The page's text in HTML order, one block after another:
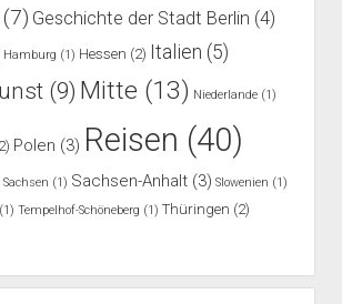
(7) Geschichte der Stadt Berlin (4)
Hamburg (1) Hessen (2) Italien (5)
(9) Mitte (13) Niederlande(1)
Polen (3) Reisen (40)
Sachsen (1) Sachsen-Anhalt(3) Slowenien (1)
Tempelhof-Schöneberg (1) Thüringen (2)